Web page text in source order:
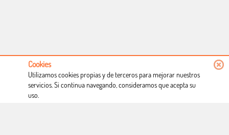
Condiciones de uso
Cookies
Utilizamos cookies propias y de terceros para mejorar nuestros
servicios. Si continua navegando, consideramos que acepta su
uso.